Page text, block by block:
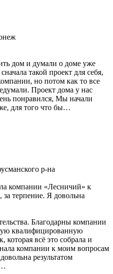
дом и думали о доме уже
такой проект для себя,
но потом как то все
Проект дома у нас
понравился, Мы начали
для того что бы…
р-на
компании «Лесничий» к
терпение. Я довольна
Благодарны компании
квалифицированную
которая всё это собрала и
компании к моим вопросам
результатом